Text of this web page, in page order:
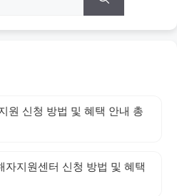
원 신청 방법 및 혜택 안내 총
자지원센터 신청 방법 및 혜택